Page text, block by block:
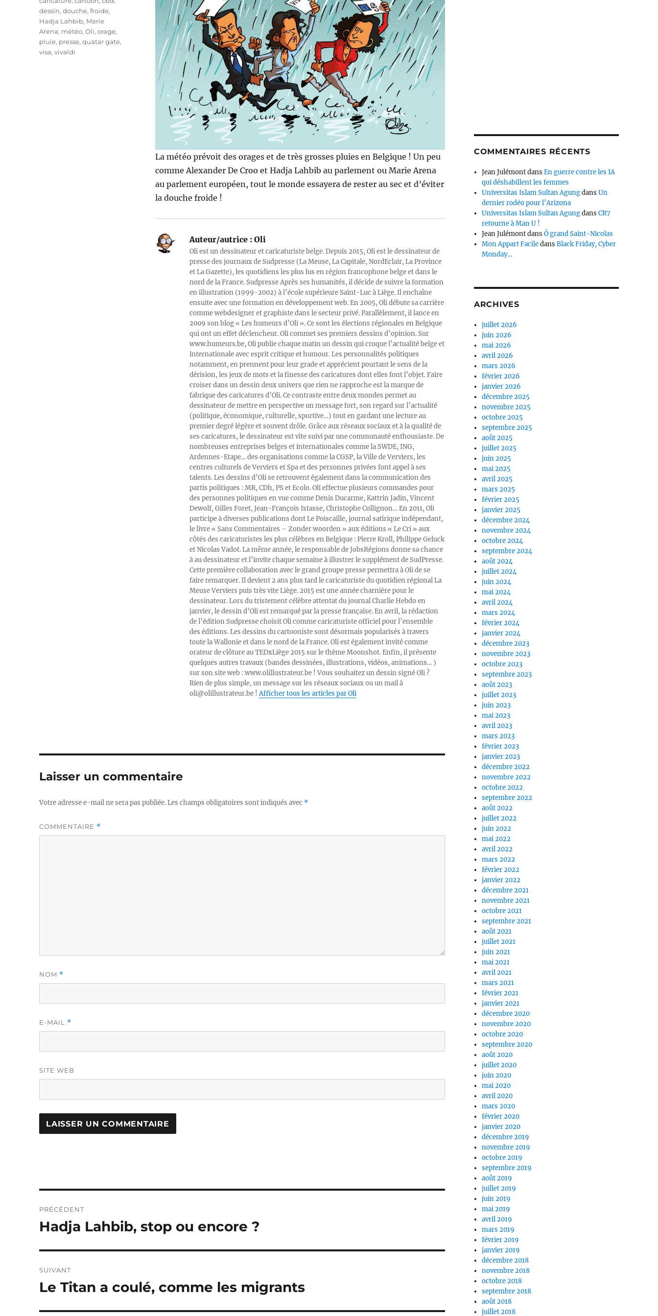
La météo prévoit des orages et de très grosses pluies en Belgique ! Un peu
comme Alexander De Croo et Hadja Lahbib au parlement ou Marie Arena
au parlement européen, tout le monde essayera de rester au sec et d’éviter
la douche froide !
Auteur/autrice :Oli
Oli est un dessinateur et caricaturiste belge. Depuis 2015, Oli est le dessinateur de
presse des journaux de Sudpresse (La Meuse, La Capitale, NordEclair, La Province
et La Gazette), les quotidiens les plus lus en région francophone belge et dans le
nord de la France. Sudpresse Après ses humanités, il décide de suivre la formation
en illustration (1999-2002) à l’école supérieure Saint-Luc à Liège. Il enchaîne
ensuite avec une formation en développement web. En 2005, Oli débute sa carrière
comme webdesigner et graphiste dans le secteur privé. Parallèlement, il lance en
2009 son blog « Les humeurs d’Oli ». Ce sont les élections régionales en Belgique
qui ont un effet déclencheur. Oli commet ses premiers dessins d’opinion. Sur
www.humeurs.be, Oli publie chaque matin un dessin qui croque l’actualité belge et
internationale avec esprit critique et humour. Les personnalités politiques
notamment, en prennent pour leur grade et apprécient pourtant le sens de la
dérision, les jeux de mots et la finesse des caricatures dont elles font l’objet. Faire
croiser dans un dessin deux univers que rien ne rapproche est la marque de
fabrique des caricatures d’Oli. Ce contraste entre deux mondes permet au
dessinateur de mettre en perspective un message fort, son regard sur l’actualité
(politique, économique, culturelle, sportive…) tout en gardant une lecture au
premier degré légère et souvent drôle. Grâce aux réseaux sociaux et à la qualité de
ses caricatures, le dessinateur est vite suivi par une communauté enthousiaste. De
nombreuses entreprises belges et internationales comme la SWDE, ING,
Ardennes-Etape… des organisations comme la CGSP, la Ville de Verviers, les
centres culturels de Verviers et Spa et des personnes privées font appel à ses
talents. Les dessins d’Oli se retrouvent également dans la communication des
partis politiques : MR, CDh, PS et Ecolo. Oli effectue plusieurs commandes pour
des personnes politiques en vue comme Denis Ducarme, Kattrin Jadin, Vincent
Dewolf, Gilles Foret, Jean-François Istasse, Christophe Collignon… En 2011, Oli
participe à diverses publications dont Le Poiscaille, journal satirique indépendant,
le livre « Sans Commentaires – Zonder woorden » aux éditions « Le Cri » aux
côtés des caricaturistes les plus célèbres en Belgique : Pierre Kroll, Philippe Geluck
et Nicolas Vadot. La même année, le responsable de JobsRégions donne sa chance
à au dessinateur et l’invite chaque semaine à illustrer le supplément de SudPresse.
Cette première collaboration avec le grand groupe presse permettra à Oli de se
faire remarquer. Il devient 2 ans plus tard le caricaturiste du quotidien régional La
Meuse Verviers puis très vite Liège. 2015 est une année charnière pour le
dessinateur. Lors du tristement célèbre attentat du journal Charlie Hebdo en
janvier, le dessin d’Oli est remarqué par la presse française. En avril, la rédaction
de l’édition Sudpresse choisit Oli comme caricaturiste officiel pour l’ensemble
des éditions. Les dessins du cartooniste sont désormais popularisés à travers
toute la Wallonie et dans le nord de la France. Oli est également invité comme
orateur de clôture au TEDxLiège 2015 sur le thème Moonshot. Enfin, il présente
quelques autres travaux (bandes dessinées, illustrations, vidéos, animations… )
sur son site web : www.olillustrateur.be ! Vous souhaitez un dessin signé Oli ?
Rien de plus simple, un message sur les réseaux sociaux ou un mail à
oli@olillustrateur.be !Afficher tous les articles par Oli
dessin,douche,froide,
Hadja Lahbib, Marie
Arena, météo,Oli,orage,
pluie, presse,quatar gate,
visa,vivaldi
Laisser un commentaire
Votre adresse e-mail ne sera pas publiée.Les champs obligatoires sont indiqués avec *
COMMENTAIRE *
NOM *
E-MAIL *
SITE WEB
de
PRÉCÉDENT
Publication
Hadja Lahbib, stop ou encore ?
SUIVANT
Publication
Le Titan a coulé, comme les migrants
COMMENTAIRES RÉCENTS
Jean JulémontdansEn guerre contre les IA
qui déshabillent les femmes
Universitas Islam Sultan AgungdansUn
dernier rodéo pour l’Arizona
Universitas Islam Sultan AgungdansCR7
retourne à Man U !
Jean JulémontdansÔ grand Saint-Nicolas
Mon Appart FaciledansBlack Friday, Cyber
Monday…
ARCHIVES
juillet 2026
juin 2026
mai 2026
avril 2026
mars 2026
février 2026
janvier 2026
décembre 2025
novembre 2025
octobre 2025
septembre 2025
août 2025
juillet 2025
juin 2025
mai 2025
avril 2025
mars 2025
février 2025
janvier 2025
décembre 2024
novembre 2024
octobre 2024
septembre 2024
août 2024
juillet 2024
juin 2024
mai 2024
avril 2024
mars 2024
février 2024
janvier 2024
décembre 2023
novembre 2023
octobre 2023
septembre 2023
août 2023
juillet 2023
juin 2023
mai 2023
avril 2023
mars 2023
février 2023
janvier 2023
décembre 2022
novembre 2022
octobre 2022
septembre 2022
août 2022
juillet 2022
juin 2022
mai 2022
avril 2022
mars 2022
février 2022
janvier 2022
décembre 2021
novembre 2021
octobre 2021
septembre 2021
août 2021
juillet 2021
juin 2021
mai 2021
avril 2021
mars 2021
février 2021
janvier 2021
décembre 2020
novembre 2020
octobre 2020
septembre 2020
août 2020
juillet 2020
juin 2020
mai 2020
avril 2020
mars 2020
février 2020
janvier 2020
décembre 2019
novembre 2019
octobre 2019
septembre 2019
août 2019
juillet 2019
juin 2019
mai 2019
avril 2019
mars 2019
février 2019
janvier 2019
décembre 2018
novembre 2018
octobre 2018
septembre 2018
août 2018
juillet 2018